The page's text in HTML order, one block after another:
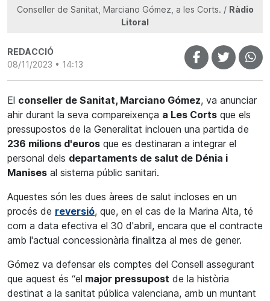
Conseller de Sanitat, Marciano Gómez, a les Corts. / Ràdio
Litoral
REDACCIÓ
08/11/2023 • 14:13
El conseller de Sanitat, Marciano Gómez, va anunciar
ahir durant la seva compareixença a Les Corts que els
pressupostos de la Generalitat inclouen una partida de
236 milions d'euros que es destinaran a integrar el
personal dels departaments de salut de Dénia i
Manises al sistema públic sanitari.
Aquestes són les dues àrees de salut incloses en un
procés de reversió, que, en el cas de la Marina Alta, té
com a data efectiva el 30 d'abril, encara que el contracte
amb l'actual concessionària finalitza al mes de gener.
Gómez va defensar els comptes del Consell assegurant
que aquest és “el major pressupost de la història
destinat a la sanitat pública valenciana, amb un muntant